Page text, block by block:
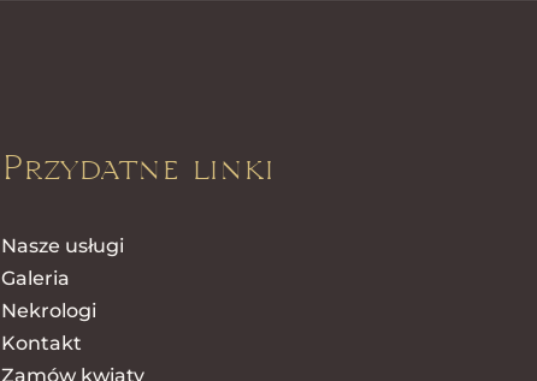
Przydatne linki
Nasze usługi
Galeria
Nekrologi
Kontakt
Zamów kwiaty